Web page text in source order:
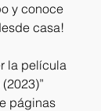
y conoce
casa!
la película
páginas